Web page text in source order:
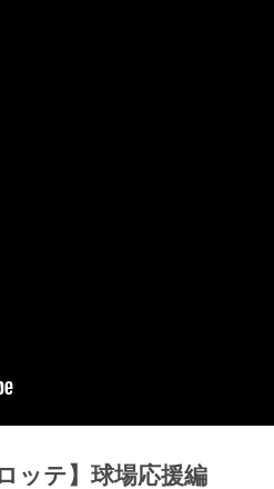
ッテ】球場応援編